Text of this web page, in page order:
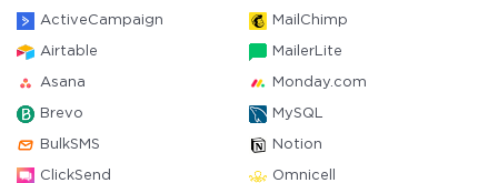
ActiveCampaign MailChimp
Airtable MailerLite
Asana Monday.com
Brevo MySQL
BulkSMS Notion
ClickSend Omnicell